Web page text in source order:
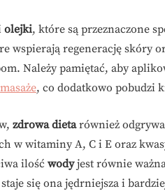
olejki, które są przeznaczone
wspierają regenerację skóry
Należy pamiętać, aby
masaże, co dodatkowo pobudzi
zdrowa dietarównież
w witaminy A, C i E oraz
ilość wodyjest równie
się ona jędrniejsza i